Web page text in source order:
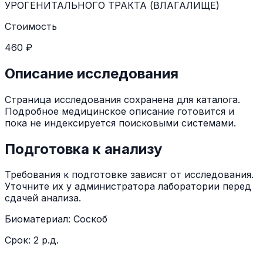
УРОГЕНИТАЛЬНОГО ТРАКТА (ВЛАГАЛИЩЕ)
Стоимость
460 ₽
Описание исследования
Страница исследования сохранена для каталога.
Подробное медицинское описание готовится и
пока не индексируется поисковыми системами.
Подготовка к анализу
Требования к подготовке зависят от исследования.
Уточните их у администратора лаборатории перед
сдачей анализа.
Биоматериал: Соскоб
Срок: 2 р.д.